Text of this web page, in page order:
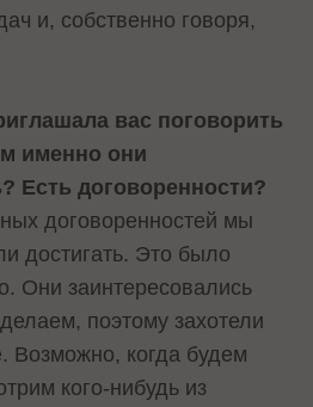
и, собственно говоря,
вас поговорить
именно они
Есть договоренности?
договоренностей мы
достигать. Это было
Они заинтересовались
поэтому захотели
Возможно, когда будем
кого-нибудь из